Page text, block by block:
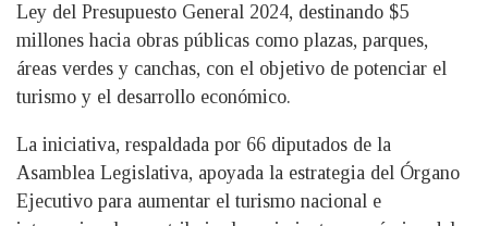
Ley del Presupuesto General 2024, destinando $5
millones hacia obras públicas como plazas, parques,
áreas verdes y canchas, con el objetivo de potenciar el
turismo y el desarrollo económico.
La iniciativa, respaldada por 66 diputados de la
Asamblea Legislativa, apoyada la estrategia del Órgano
Ejecutivo para aumentar el turismo nacional e